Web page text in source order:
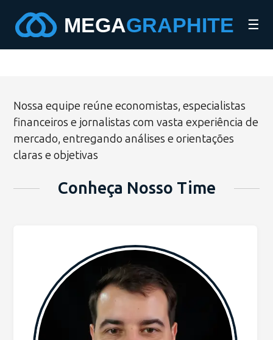
☰
Nossa equipe reúne economistas, especialistas
financeiros e jornalistas com vasta experiência de
mercado, entregando análises e orientações
claras e objetivas
Conheça Nosso Time